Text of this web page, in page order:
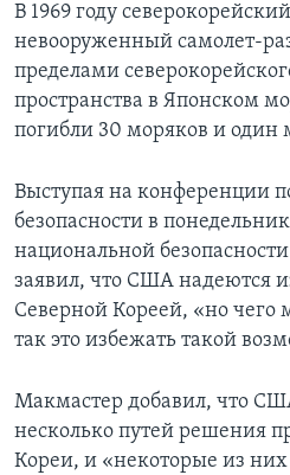
В 1969 году
невооруженный самолет-
пределами
пространства в Японском
погибли 30 моряков и один
Выступая на конференции
безопасности в
национальной
заявил, что США надеются
Северной Кореей, «но
так это избежать такой
Макмастер добавил, что
несколько путей решения
Кореи, и «некоторые из них